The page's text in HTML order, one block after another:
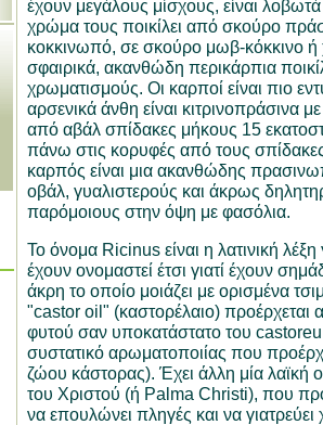
έχουν μεγάλους μίσχους, είναι
χρώμα τους ποικίλει από σκούρο
κοκκινωπό, σε σκούρο μωβ-κόκκινο ή
σφαιρικά, ακανθώδη περικάρπια
χρωματισμούς. Οι καρποί είναι πιο
αρσενικά άνθη είναι κιτρινοπράσινα
από αβάλ σπίδακες μήκους 15
πάνω στις κορυφές από τους
καρπός είναι μια ακανθώδης
οβάλ, γυαλιστερούς και άκρως
παρόμοιους στην όψη με φασόλια.
Το όνομα Ricinus είναι η λατινική
έχουν ονομαστεί έτσι γιατί έχουν
άκρη το οποίο μοιάζει με ορισμένα
"castor oil" (καστορέλαιο) προέρχεται
φυτού σαν υποκατάστατο του
συστατικό αρωματοποιίας που
ζώου κάστορας). Έχει άλλη μία λαϊκή
του Χριστού (ή Palma Christi), που
να επουλώνει πληγές και να γιατρεύει